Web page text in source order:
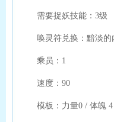
需要捉妖技能：3级
唤灵符兑换：黯淡的
乘员：1
速度：90
模板：力量0 / 体魄